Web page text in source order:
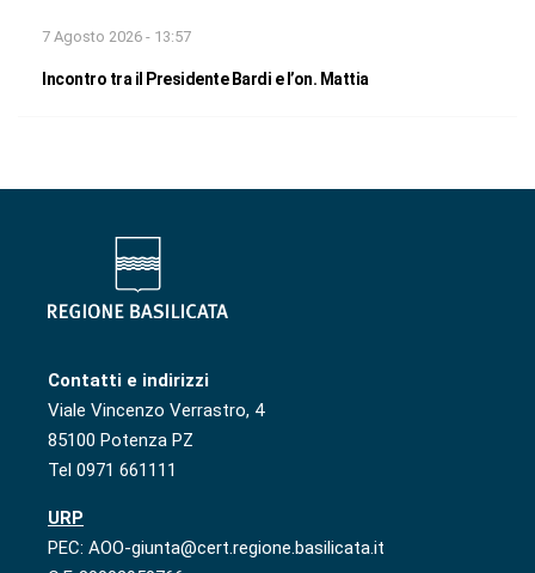
7 Agosto 2026 - 13:57
Incontro tra il Presidente Bardi e l’on. Mattia
Contatti e indirizzi
Viale Vincenzo Verrastro, 4
85100 Potenza PZ
Tel 0971 661111
URP
PEC: AOO-giunta@cert.regione.basilicata.it